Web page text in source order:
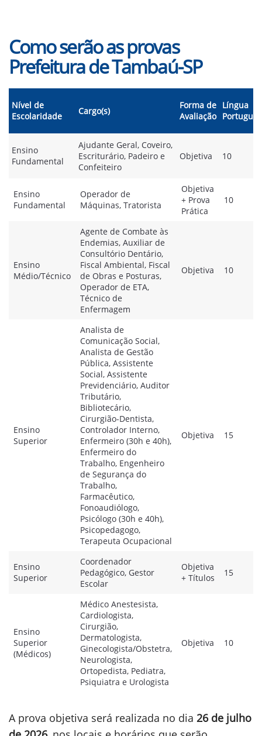
Como serão as provas
Prefeitura de Tambaú-SP
Nível de
Escolaridade
Cargo(s)
Forma de
Avaliação
Língua
Ensino
Fundamental
Ajudante Geral, Coveiro,
Escriturário, Padeiro e
Confeiteiro
Objetiva 10
Ensino
Fundamental
Operador de
Máquinas, Tratorista
Objetiva
+ Prova
Prática
10
Ensino
Médio/Técnico
Agente de Combate às
Endemias, Auxiliar de
Consultório Dentário,
Fiscal Ambiental, Fiscal
de Obras e Posturas,
Operador de ETA,
Técnico de
Enfermagem
Objetiva 10
Ensino
Superior
Analista de
Comunicação Social,
Analista de Gestão
Pública, Assistente
Social, Assistente
Previdenciário, Auditor
Tributário,
Bibliotecário,
Cirurgião-Dentista,
Controlador Interno,
Enfermeiro (30h e 40h),
Enfermeiro do
Trabalho, Engenheiro
de Segurança do
Trabalho,
Farmacêutico,
Fonoaudiólogo,
Psicólogo (30h e 40h),
Psicopedagogo,
Terapeuta Ocupacional
Objetiva 15
Ensino
Superior
Coordenador
Pedagógico, Gestor
Escolar
Objetiva
+ Títulos
15
Ensino
Superior
(Médicos)
Médico Anestesista,
Cardiologista,
Cirurgião,
Dermatologista,
Ginecologista/Obstetra,
Neurologista,
Ortopedista, Pediatra,
Psiquiatra e Urologista
Objetiva 10
A prova objetiva será realizada no dia 26 de julho